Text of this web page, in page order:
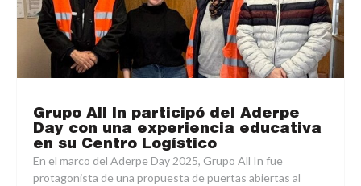
Grupo All In participó del Aderpe
Day con una experiencia educativa
en su Centro Logístico
En el marco del Aderpe Day 2025, Grupo All In fue
protagonista de una propuesta de puertas abiertas al